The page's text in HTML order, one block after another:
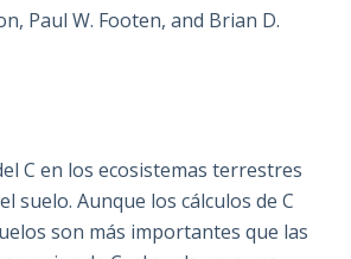
Paul W. Footen, and Brian D.
C en los ecosistemas terrestres
suelo. Aunque los cálculos de C
son más importantes que las